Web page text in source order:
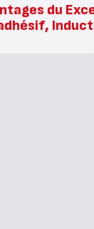
du